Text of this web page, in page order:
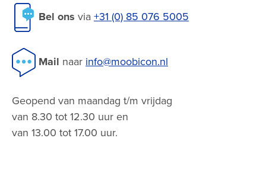
Bel ons via +31 (0) 85 076 5005
Mail naar info@moobicon.nl
Geopend van maandag t/m vrijdag
van 8.30 tot 12.30 uur en
van 13.00 tot 17.00 uur.